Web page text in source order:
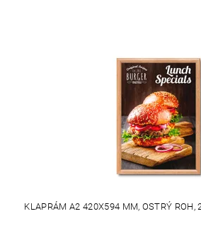
KLAPRÁM A2 420X594 MM, OSTRÝ ROH,